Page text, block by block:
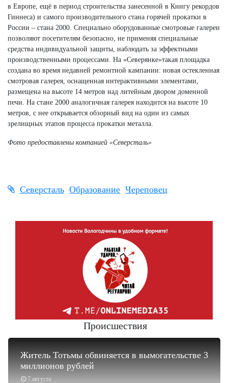
в Европе, ещё в период строительства занесенной в Книгу рекордов
Гиннеса) и самого производительного стана горячей прокатки в
России – стана 2000. Специально оборудованные смотровые галереи
позволяют посетителям безопасно, не применяя специальные
средства индивидуальной защиты, наблюдать за эффектными
производственными процессами. На «Северянке»такая площадка
создана во время недавней ремонтной кампании: новая остекленная
смотровая галерея, оснащенная интерактивными элементами,
размещена на высоте 14 метров над литейным двором доменной
печи. На стане 2000 аналогичная галерея находится на высоте 10
метров, с нее открывается обзорный вид на один из самых
зрелищных этапов процесса прокатки металла.
Фото предоставлены компанией «Северсталь»
Северсталь Образование Череповец
Происшествия
7 августа
Житель Тотьмы обвиняется в вымогательстве 3
миллионов рублей